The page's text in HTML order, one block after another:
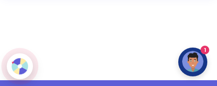
1